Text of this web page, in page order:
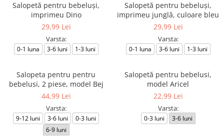
Salopetă pentru bebeluși,
imprimeu Dino
29,99 Lei
Varsta:
0-1 luna 3-6 luni 1-3 luni
Salopetă pentru bebeluși,
imprimeu junglă, culoare bleu
29,99 Lei
Varsta:
0-1 luna 3-6 luni 1-3 luni
Salopeta pentru pentru
bebelusi, 2 piese, model Bej
44,99 Lei
Varsta:
9-12 luni 3-6 luni
0-3 luni
6-9 luni
Salopetă pentru bebelusi,
model Aricel
22,99 Lei
Varsta:
0-3 luni 3-6 luni